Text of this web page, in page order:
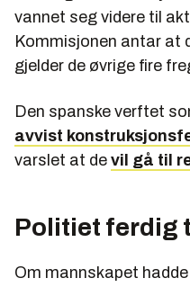
vannet seg videre til
Kommisjonen antar at
gjelder de øvrige fire
Den spanske verftet
avvist
varslet at de vil gå til
Politiet ferdig
Om mannskapet